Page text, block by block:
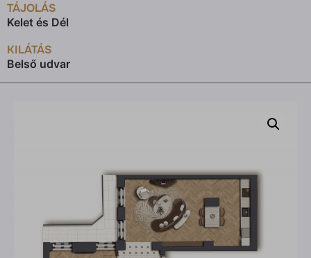
TÁJOLÁS
Kelet és Dél
KILÁTÁS
Belső udvar